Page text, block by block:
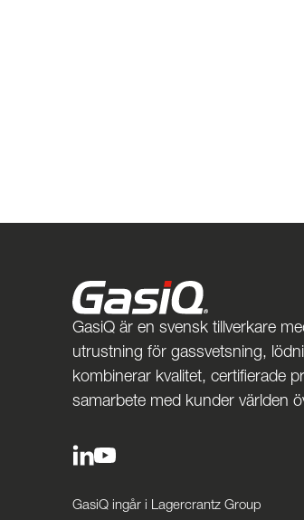
GasiQ är en svensk tillverkare
utrustning för gassvetsning,
kombinerar kvalitet, certifierade
samarbete med kunder världen
GasiQ ingår i Lagercrantz Group